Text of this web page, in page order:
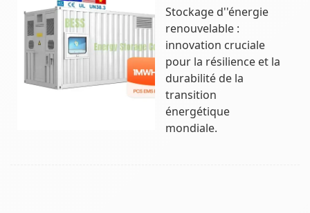
Stockage d''énergie
renouvelable :
innovation cruciale
pour la résilience et la
durabilité de la
transition
énergétique
mondiale.